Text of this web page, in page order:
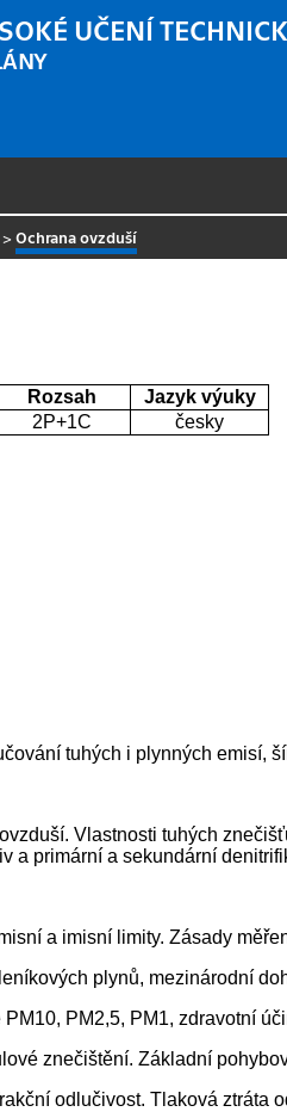
UČENÍ
>Ochrana ovzduší
Rozsah
Jazyk výuky
2P+1C česky
tuhých i plynných
Vlastnosti tuhých
a primární a sekundární
a imisní limity. Zásady
plynů, mezinárodní
PM2,5, PM1, zdravotní
znečištění. Základní
odlučivost. Tlaková ztráta